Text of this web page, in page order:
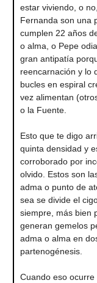
estar viviendo, o
Fernanda son una
cumplen 22 años
o alma, o Pepe
gran antipatía
reencarnación y lo
bucles en espiral
vez alimentan
o la Fuente.
Esto que te digo
quinta densidad y
corroborado por
olvido. Estos son
adma o punto de
sea se divide el
siempre, más bien
generan gemelos
adma o alma en
partenogénesis.
Cuando eso